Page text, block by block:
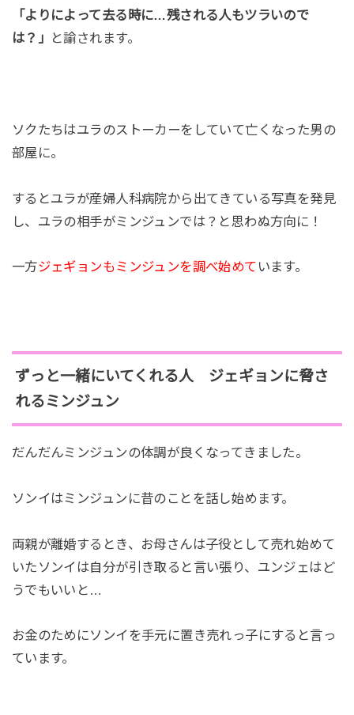
「よりによって去る時に…残される人もツラいので
は？」
と諭されます。
ソクたちはユラのストーカーをしていて亡くなった男の
部屋に。
するとユラが産婦人科病院から出てきている写真を発見
し、ユラの相手がミンジュンでは？と思わぬ方向に！
一方ジェギョンもミンジュンを調べ始めて います。
ずっと一緒にいてくれる人 ジェギョンに脅さ
れるミンジュン
だんだんミンジュンの体調が良くなってきました。
ソンイはミンジュンに昔のことを話し始めます。
両親が離婚するとき、お母さんは子役として売れ始めて
いたソンイは自分が引き取ると言い張り、ユンジェはど
うでもいいと…
お金のためにソンイを手元に置き売れっ子にすると言っ
ています。